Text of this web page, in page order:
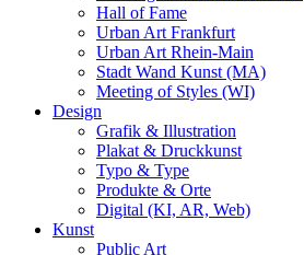
Hall of Fame
Urban Art Frankfurt
Urban Art Rhein-Main
Stadt Wand Kunst (MA)
Meeting of Styles (WI)
Design
Grafik & Illustration
Plakat & Druckkunst
Typo & Type
Produkte & Orte
Digital (KI, AR, Web)
Kunst
Public Art